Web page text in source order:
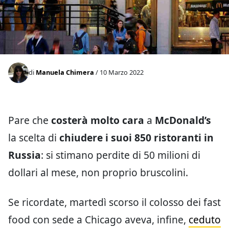
di Manuela Chimera / 10 Marzo 2022
Pare che costerà molto cara a McDonald’s
la scelta di chiudere i suoi 850 ristoranti in
Russia: si stimano perdite di 50 milioni di
dollari al mese, non proprio bruscolini.
Se ricordate, martedì scorso il colosso dei fast
food con sede a Chicago aveva, infine, ceduto